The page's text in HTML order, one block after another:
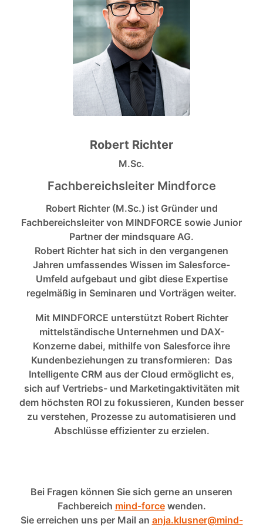
Robert Richter
M.Sc.
Fachbereichsleiter Mindforce
Robert Richter (M.Sc.) ist Gründer und
Fachbereichsleiter von MINDFORCE sowie Junior
Partner der mindsquare AG.
Robert Richter hat sich in den vergangenen
Jahren umfassendes Wissen im Salesforce-
Umfeld aufgebaut und gibt diese Expertise
regelmäßig in Seminaren und Vorträgen weiter.
Mit MINDFORCE unterstützt Robert Richter
mittelständische Unternehmen und DAX-
Konzerne dabei, mithilfe von Salesforce ihre
Kundenbeziehungen zu transformieren: Das
Intelligente CRM aus der Cloud ermöglicht es,
sich auf Vertriebs- und Marketingaktivitäten mit
dem höchsten ROI zu fokussieren, Kunden besser
zu verstehen, Prozesse zu automatisieren und
Abschlüsse effizienter zu erzielen.
Bei Fragen können Sie sich gerne an unseren
Fachbereich mind-forcewenden.
Sie erreichen uns per Mail an anja.klusner@mind-